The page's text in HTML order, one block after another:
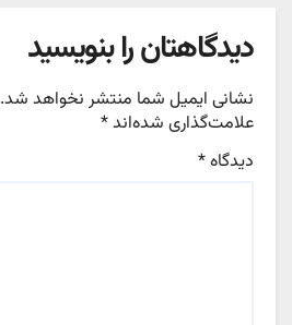
دیدگاهتان را بنویسید
نشانی ایمیل شما منتشر نخواهد شد.
علامت‌گذاری شده‌اند*
دیدگاه*